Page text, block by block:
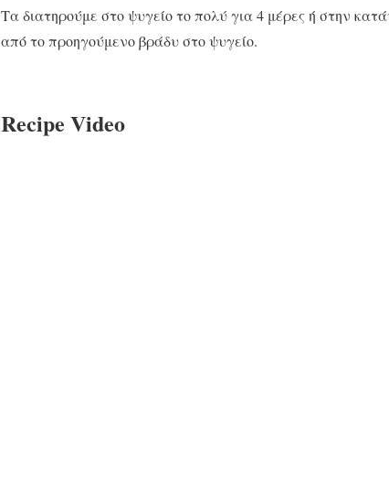
Τα διατηρούμε στο ψυγείο το πολύ για 4 μέρες ή στην
από το προηγούμενο βράδυ στο ψυγείο.
Recipe Video